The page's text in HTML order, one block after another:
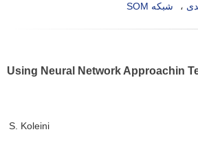
شبکه SOM
Using Neural Network Approachin
S. Koleini